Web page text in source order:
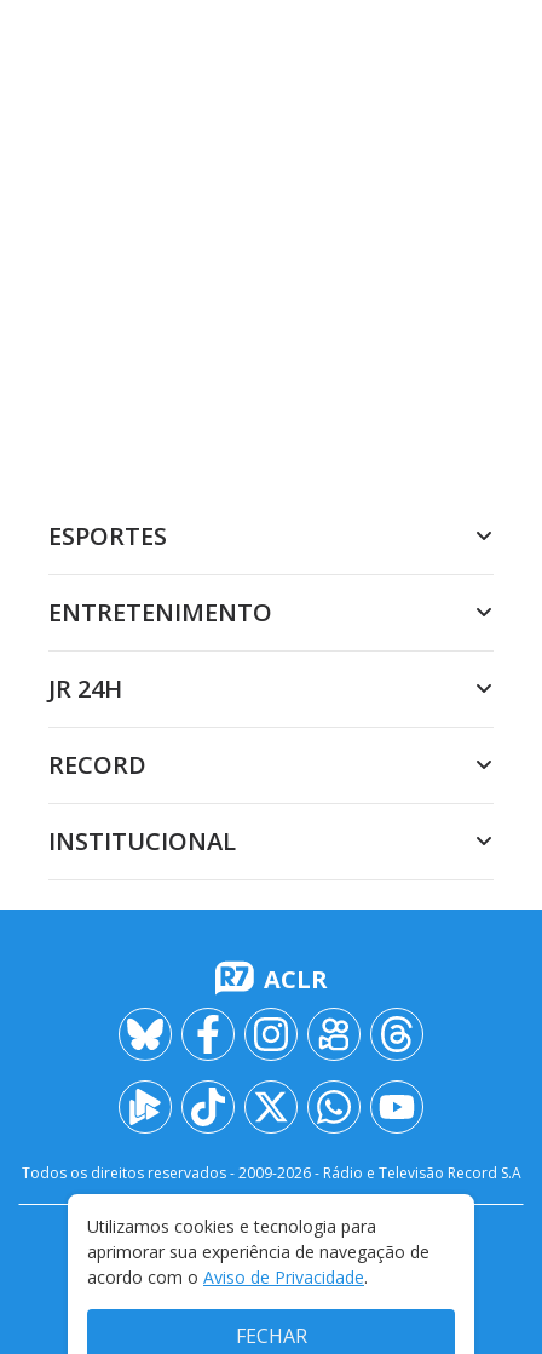
ESPORTES
ENTRETENIMENTO
JR 24H
RECORD
INSTITUCIONAL
ACLR
Todos os direitos reservados - 2009-2026- Rádio e Televisão Record S.A
FALE CONOSCO
PRIVACIDADE
TERMOS E CONDIÇÕES DE USO
Utilizamos cookies e tecnologia para
aprimorar sua experiência de navegação de
acordo com o Aviso de Privacidade.
FECHAR